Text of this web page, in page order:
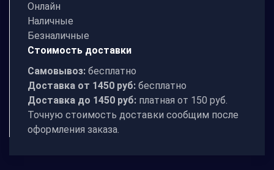
Онлайн
Наличные
Безналичные
Стоимость доставки
Самовывоз: бесплатно
Доставка от 1450 руб: бесплатно
Доставка до 1450 руб: платная от 150 руб.
Точную стоимость доставки сообщим после
оформления заказа.